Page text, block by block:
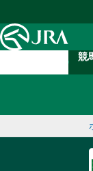
競